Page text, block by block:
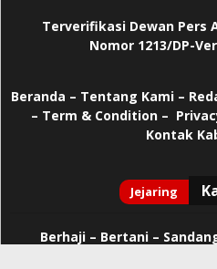
Terverifikasi Dewan
Nomor 1213/DP-
Beranda – Tentang Kami –
– Term & Condition –
Kontak
Berhaji– Bertani –